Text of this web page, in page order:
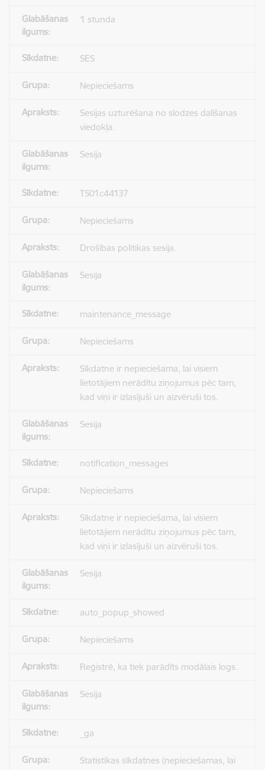
1 stunda
SES
Nepieciešams
Sesijas uzturēšana no slodzes dalīšanas
viedokļa.
Sesija
TS01c44137
Nepieciešams
Drošības politikas sesija.
Sesija
maintenance_message
Nepieciešams
Sīkdatne ir nepieciešama, lai visiem
lietotājiem nerādītu ziņojumus pēc tam,
kad viņi ir izlasījuši un aizvēruši tos.
Sesija
notification_messages
Nepieciešams
Sīkdatne ir nepieciešama, lai visiem
lietotājiem nerādītu ziņojumus pēc tam,
kad viņi ir izlasījuši un aizvēruši tos.
Sesija
auto_popup_showed
Nepieciešams
Reģistrē, ka tiek parādīts modālais logs.
Sesija
_ga
Statistikas sīkdatnes (nepieciešamas, lai